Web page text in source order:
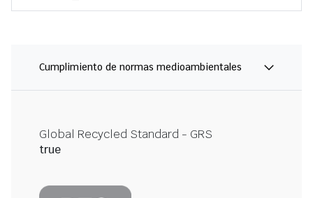
Cumplimiento de normas medioambientales
Global Recycled Standard - GRS
true